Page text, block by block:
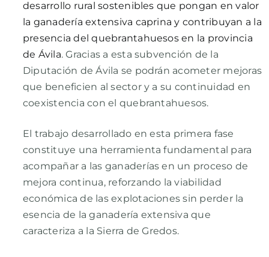
desarrollo rural sostenibles que pongan en valor
la ganadería extensiva caprina y contribuyan a la
presencia del quebrantahuesos en la provincia
de Ávila. Gracias a esta subvención de la
Diputación de Ávila se podrán acometer mejoras
que beneficien al sector y a su continuidad en
coexistencia con el quebrantahuesos.
El trabajo desarrollado en esta primera fase
constituye una herramienta fundamental para
acompañar a las ganaderías en un proceso de
mejora continua, reforzando la viabilidad
económica de las explotaciones sin perder la
esencia de la ganadería extensiva que
caracteriza a la Sierra de Gredos.